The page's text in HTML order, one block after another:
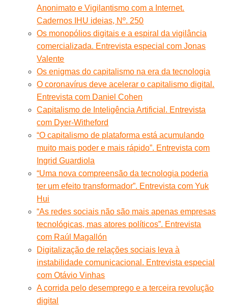
Anonimato e Vigilantismo com a Internet.
Cadernos IHU ideias, Nº. 250
Os monopólios digitais e a espiral da vigilância
comercializada. Entrevista especial com Jonas
Valente
Os enigmas do capitalismo na era da tecnologia
O coronavírus deve acelerar o capitalismo digital.
Entrevista com Daniel Cohen
Capitalismo de Inteligência Artificial. Entrevista
com Dyer-Witheford
“O capitalismo de plataforma está acumulando
muito mais poder e mais rápido”. Entrevista com
Ingrid Guardiola
“Uma nova compreensão da tecnologia poderia
ter um efeito transformador”. Entrevista com Yuk
Hui
“As redes sociais não são mais apenas empresas
tecnológicas, mas atores políticos”. Entrevista
com Raúl Magallón
Digitalização de relações sociais leva à
instabilidade comunicacional. Entrevista especial
com Otávio Vinhas
A corrida pelo desemprego e a terceira revolução
digital